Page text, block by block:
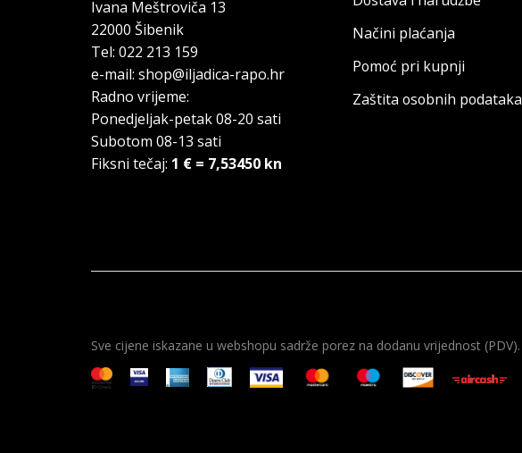
Ivana Meštroviča 13
22000 Šibenik
Tel: 022 213 159
e-mail: shop@iljadica-rapo.hr
Radno vrijeme:
Ponedjeljak-petak 08-20 sati
Subotom 08-13 sati
Fiksni tečaj: 1 € = 7,53450 kn
Načini plaćanja
Pomoć pri kupnji
Zaštita osobnih podataka
Sve cijene iskazane u webshopu sadrže porez na dodanu vrijednost (PDV).